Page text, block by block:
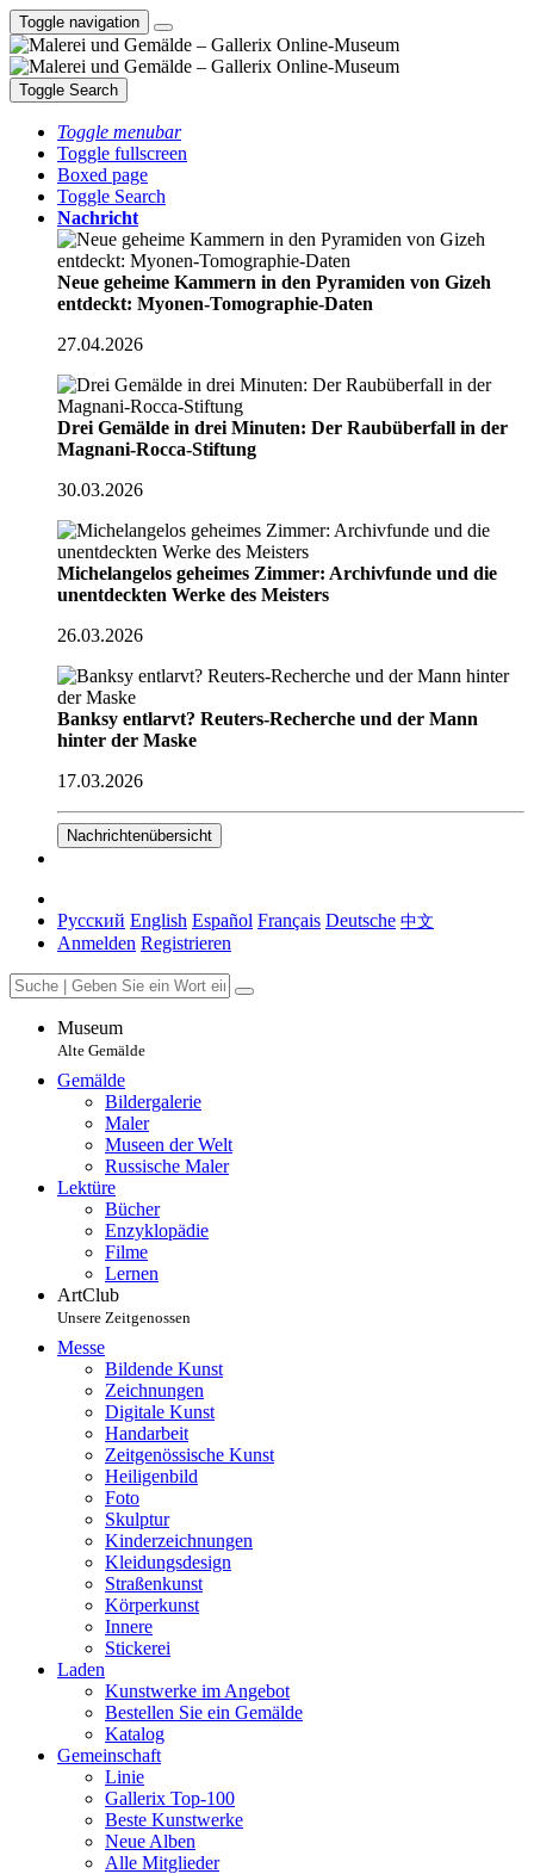
Toggle navigation
Toggle Search
Toggle menubar
Toggle fullscreen
Boxed page
Toggle Search
Nachricht
Neue geheime Kammern in den Pyramiden von Gizeh
entdeckt: Myonen-Tomographie-Daten
27.04.2026
Drei Gemälde in drei Minuten: Der Raubüberfall in der
Magnani-Rocca-Stiftung
30.03.2026
Michelangelos geheimes Zimmer: Archivfunde und die
unentdeckten Werke des Meisters
26.03.2026
Banksy entlarvt? Reuters-Recherche und der Mann
hinter der Maske
17.03.2026
Nachrichtenübersicht
Русский English Español Français Deutsche 中文
Anmelden Registrieren
Museum
Alte Gemälde
Gemälde
Bildergalerie
Maler
Museen der Welt
Russische Maler
Lektüre
Bücher
Enzyklopädie
Filme
Lernen
ArtClub
Unsere Zeitgenossen
Messe
Bildende Kunst
Zeichnungen
Digitale Kunst
Handarbeit
Zeitgenössische Kunst
Heiligenbild
Foto
Skulptur
Kinderzeichnungen
Kleidungsdesign
Straßenkunst
Körperkunst
Innere
Stickerei
Laden
Kunstwerke im Angebot
Bestellen Sie ein Gemälde
Katalog
Gemeinschaft
Linie
Gallerix Top-100
Beste Kunstwerke
Neue Alben
Alle Mitglieder